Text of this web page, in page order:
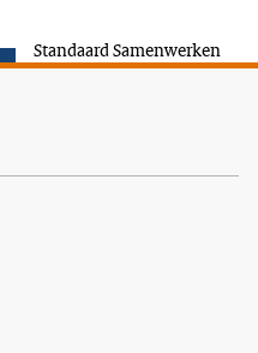
Standaard Samenwerken